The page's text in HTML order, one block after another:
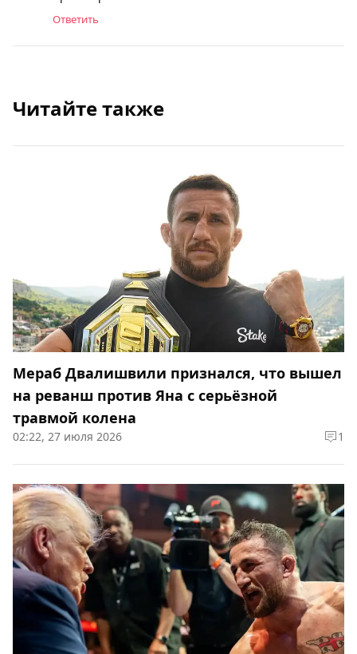
Ответить
Читайте также
Мераб Двалишвили признался, что вышел
на реванш против Яна с серьёзной
травмой колена
02:22, 27 июля 2026 1